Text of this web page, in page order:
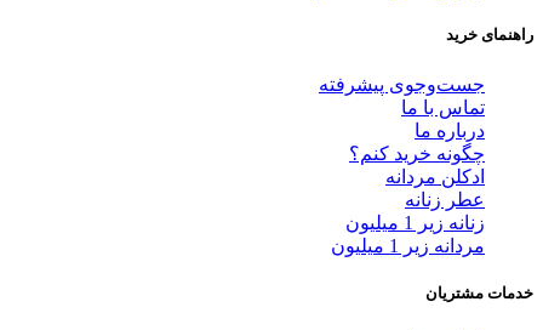
راهنمای خرید
جست‌وجوی پیشرفته
تماس با ما
درباره ما
چگونه خرید کنم؟
ادکلن مردانه
عطر زنانه
زنانه زیر 1 میلیون
مردانه زیر 1 میلیون
خدمات مشتریان